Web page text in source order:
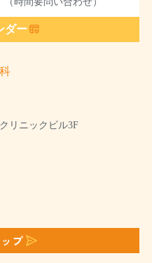
ダー
リニックビル3F
プ